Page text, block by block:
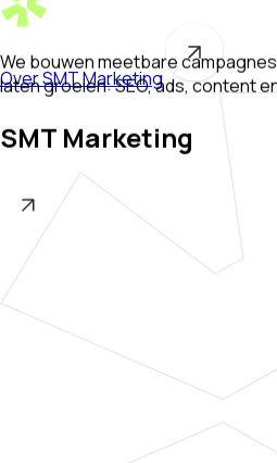
We bouwenmeetbare
laten groeien: SEO, ads, content
SMT Marketing
Over SMT Marketing